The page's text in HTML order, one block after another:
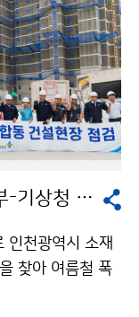
폭염·집중호우 대비 고용노동부-기상청 합동 건설현장 점검
인천광역시 소재
찾아 여름철 폭